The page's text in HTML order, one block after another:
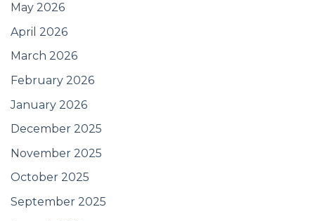
May 2026
April 2026
March 2026
February 2026
January 2026
December 2025
November 2025
October 2025
September 2025